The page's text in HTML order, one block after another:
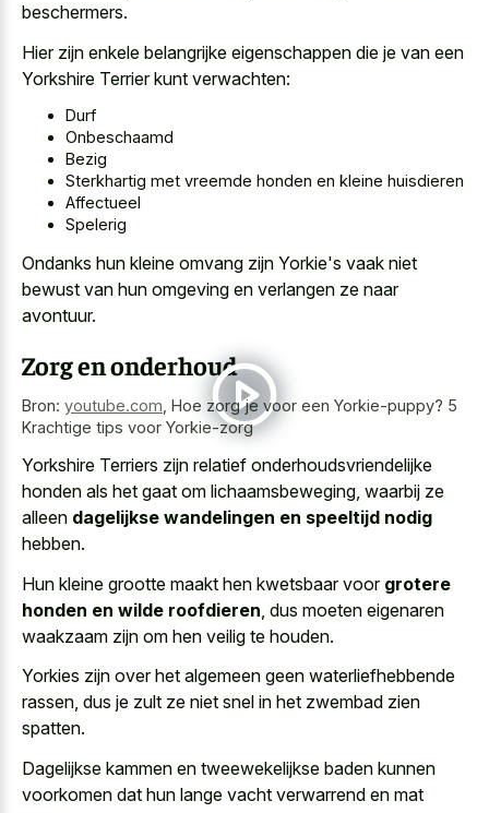
beschermers.
Hier zijn enkele belangrijke eigenschappen die je van een
Yorkshire Terrier kunt verwachten:
Durf
Onbeschaamd
Bezig
Sterkhartig met vreemde honden en kleine huisdieren
Affectueel
Spelerig
Ondanks hun kleine omvang zijn Yorkie's vaak niet
bewust van hun omgeving en verlangen ze naar
avontuur.
Zorg en onderhoud
Bron: youtube.com Hoe zorg je voor een Yorkie-puppy? 5
Krachtige tips voor Yorkie-zorg
Yorkshire Terriers zijn relatief onderhoudsvriendelijke
honden als het gaat om lichaamsbeweging, waarbij ze
alleen dagelijkse wandelingen en speeltijd nodig
hebben.
Hun kleine grootte maakt hen kwetsbaar voor grotere
honden en wilde roofdieren , dus moeten eigenaren
waakzaam zijn om hen veilig te houden.
Yorkies zijn over het algemeen geen waterliefhebbende
rassen, dus je zult ze niet snel in het zwembad zien
spatten.
Dagelijkse kammen en tweewekelijkse baden kunnen
voorkomen dat hun lange vacht verwarrend en mat